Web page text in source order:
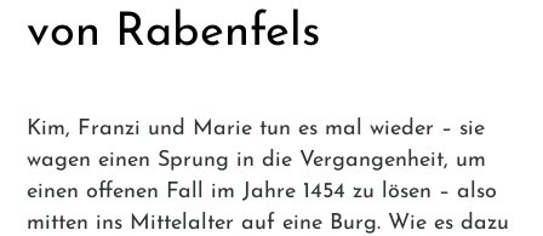
von Rabenfels
Kim, Franzi und Marie tun es mal wieder – sie
wagen einen Sprung in die Vergangenheit, um
einen offenen Fall im Jahre 1454 zu lösen – also
mitten ins Mittelalter auf eine Burg. Wie es dazu